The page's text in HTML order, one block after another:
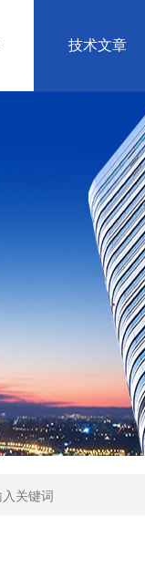
技术文章